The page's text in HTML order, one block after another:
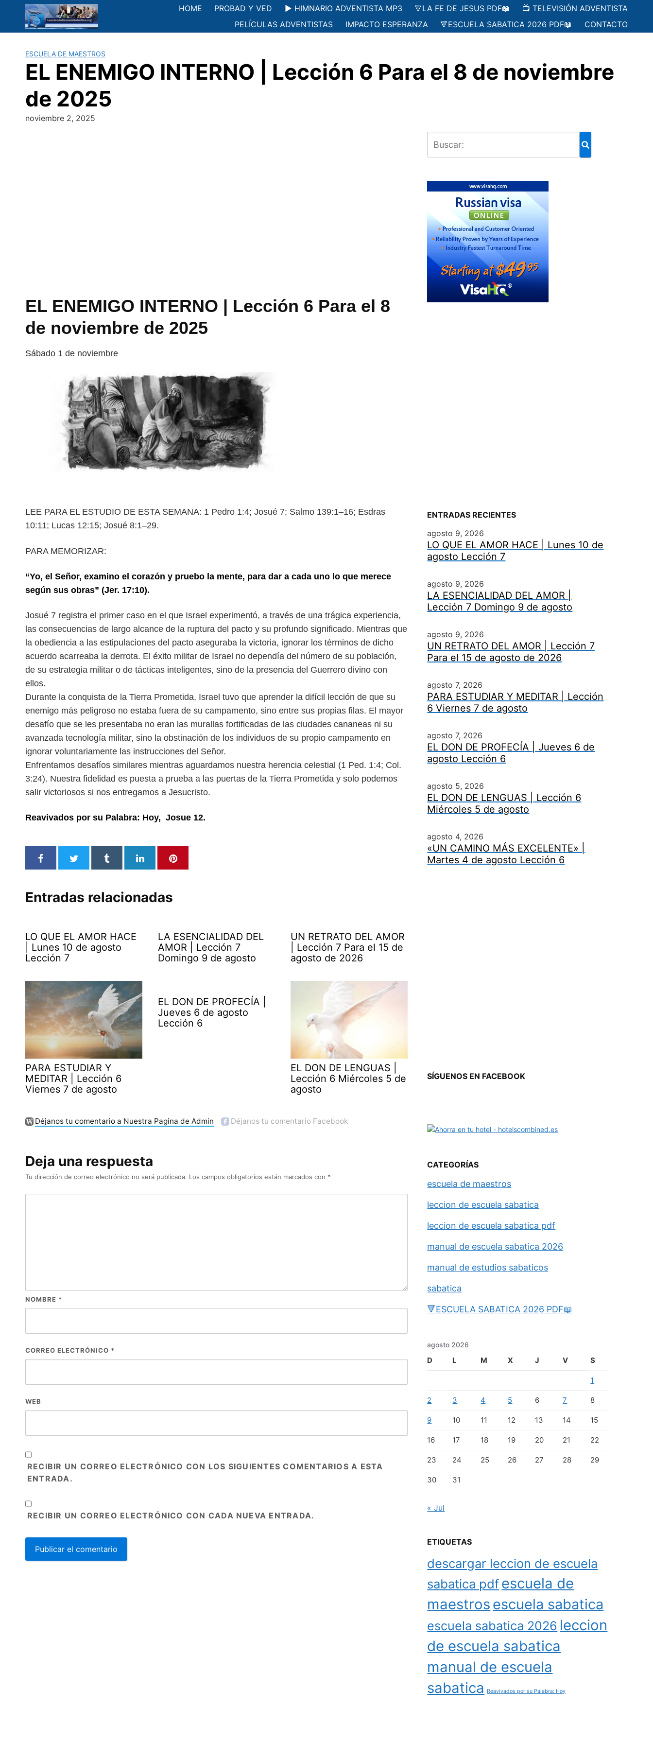
contenido
HOME PROBAD Y VED ▶️ HIMNARIO ADVENTISTA MP3 🔻LA FE DE JESUS PDF📖
📺 TELEVISIÓN ADVENTISTA
PELÍCULAS ADVENTISTAS
IMPACTO ESPERANZA 🔻ESCUELA SABATICA 2026 PDF📖 CONTACTO
ESCUELA DE MAESTROS
EL ENEMIGO INTERNO | Lección 6 Para el 8 de noviembre
de 2025
noviembre 2, 2025
EL ENEMIGO INTERNO | Lección 6 Para el 8
de noviembre de 2025
Sábado 1 de noviembre
LEE PARA EL ESTUDIO DE ESTA SEMANA: 1 Pedro 1:4; Josué 7; Salmo 139:1–16; Esdras
10:11; Lucas 12:15; Josué 8:1–29.
PARA MEMORIZAR:
“Yo, el Señor, examino el corazón y pruebo la mente, para dar a cada uno lo que merece
según sus obras” (Jer. 17:10).
Josué 7 registra el primer caso en el que Israel experimentó, a través de una trágica experiencia,
las consecuencias de largo alcance de la ruptura del pacto y su profundo significado. Mientras que
la obediencia a las estipulaciones del pacto aseguraba la victoria, ignorar los términos de dicho
acuerdo acarreaba la derrota. El éxito militar de Israel no dependía del número de su población,
de su estrategia militar o de tácticas inteligentes, sino de la presencia del Guerrero divino con
ellos.
Durante la conquista de la Tierra Prometida, Israel tuvo que aprender la difícil
lección de que su
enemigo más peligroso no estaba fuera de su campamento, sino entre sus propias filas. El mayor
desafío que se les presentaba no eran las murallas fortificadas de las ciudades cananeas ni su
avanzada tecnología mi litar, sino la obstinación de los individuos de su propio campamento en
ignorar voluntariamente las instrucciones del Señor.
Enfrentamos desafíos similares mientras aguardamos nuestra herencia celestial (1 Ped. 1:4; Col.
3:24). Nuestra fidelidad es puesta a prueba a las puertas de la Tierra Prometida y solo podemos
salir victoriosos si nos entregamos a Jesucristo.
Reavivados por su Palabra: Hoy, Josue 12.
Entradas relacionadas
LO QUE EL AMOR HACE
| Lunes 10 de agosto
Lección 7
LA ESENCIALIDAD DEL
AMOR | Lección 7
Domingo 9 de agosto
UN RETRATO DEL AMOR
| Lección 7 Para el 15 de
agosto de 2026
PARA ESTUDIAR Y
MEDITAR | Lección 6
Viernes 7 de agosto
EL DON DE PROFECÍA |
Jueves 6 de agosto
Lección 6
EL DON DE LENGUAS |
Lección 6 Miércoles 5 de
agosto
Déjanos tu comentario a Nuestra Pagina de Admin Déjanos tu comentario Facebook
Deja una respuesta
Tu dirección de correo electrónico no será publicada. Los campos obligatorios están marcados con *
NOMBRE *
CORREO ELECTRÓNICO *
WEB
RECIBIR UN CORREO ELECTRÓNICO CON LOS SIGUIENTES COMENTARIOS A ESTA
ENTRADA.
RECIBIR UN CORREO ELECTRÓNICO CON CADA NUEVA ENTRADA.
ENTRADAS RECIENTES
agosto 9, 2026
LO QUE EL AMOR HACE | Lunes 10 de
agosto Lección 7
agosto 9, 2026
LA ESENCIALIDAD DEL AMOR |
Lección 7 Domingo 9 de agosto
agosto 9, 2026
UN RETRATO DEL AMOR | Lección 7
Para el 15 de agosto de 2026
agosto 7, 2026
PARA ESTUDIAR Y MEDITAR | Lección
6 Viernes 7 de agosto
agosto 7, 2026
EL DON DE PROFECÍA | Jueves 6 de
agosto Lección 6
agosto 5, 2026
EL DON DE LENGUAS | Lección 6
Miércoles 5 de agosto
agosto 4, 2026
«UN CAMINO MÁS EXCELENTE» |
Martes 4 de agosto Lección 6
SÍGUENOS EN FACEBOOK
CATEGORÍAS
escuela de maestros
leccion de escuela sabatica
leccion de escuela sabatica pdf
manual de escuela sabatica 2026
manual de estudios sabaticos
sabatica
🔻ESCUELA SABATICA 2026 PDF📖
agosto 2026
D L M X J V S
1
2 3 4 5 6 7 8
9 10 11 12 13 14 15
16 17 18 19 20 21 22
23 24 25 26 27 28 29
30 31
« Jul
ETIQUETAS
descargar leccion de escuela
sabatica pdfescuela de
maestros escuela sabatica
escuela sabatica 2026 leccion
de escuela sabatica
manual de escuela
sabatica
Reavivados por su Palabra: Hoy